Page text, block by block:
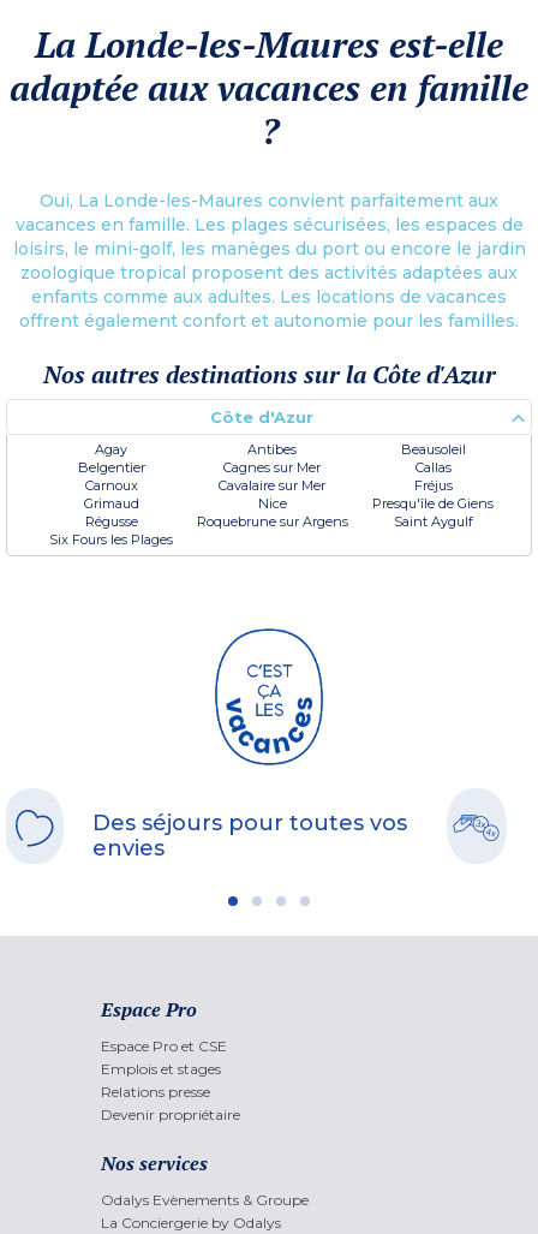
La Londe-les-Maures est-elle
adaptée aux vacances en famille
?
Oui, La Londe-les-Maures convient parfaitement aux
vacances en famille. Les plages sécurisées, les espaces de
loisirs, le mini-golf, les manèges du port ou encore le jardin
zoologique tropical proposent des activités adaptées aux
enfants comme aux adultes. Les locations de vacances
offrent également confort et autonomie pour les familles.
Nos autres destinations sur la Côte d'Azur
Côte d'Azur
Agay Antibes
Beausoleil
Belgentier
Cagnes sur Mer
Callas
Carnoux
Cavalaire sur Mer
Fréjus
Grimaud
Nice
Presqu'île de Giens
Régusse
Roquebrune sur Argens
Saint Aygulf
Six Fours les Plages
Des séjours pour toutes vos
envies
Espace Pro
Espace Pro et CSE
Emplois et stages
Relations presse
Devenir propriétaire
Nos services
Odalys Evènements & Groupe
La Conciergerie by Odalys